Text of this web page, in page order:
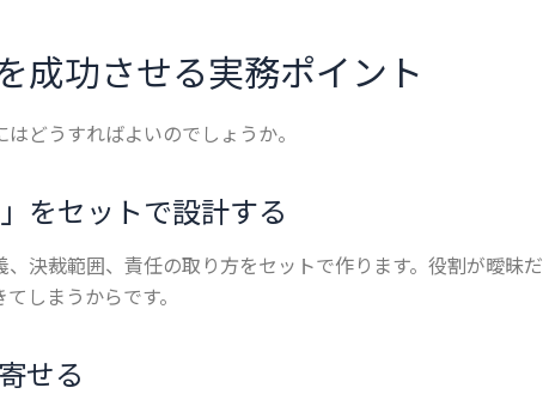
成功させる実務ポイント
どうすればよいのでしょうか。
をセットで設計する
決裁範囲、責任の取り方をセットで作ります。役割が曖昧だ
しまうからです。
せる